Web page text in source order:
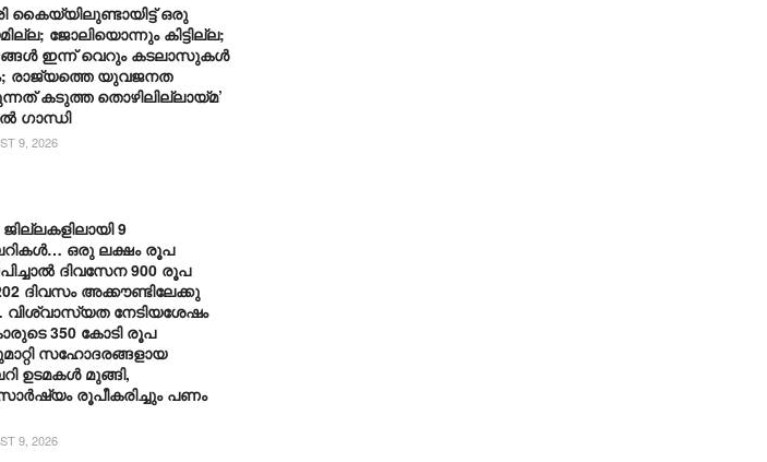
കൈയ്യിലുണ്ടായിട്ട് ഒരു
ജോലിയൊന്നും കിട്ടില്ല;
ഇന്ന് വെറും കടലാസുകൾ
രാജ്യത്തെ യുവജനത
കടുത്ത തൊഴിലില്ലായ്മ’
ഗാന്ധി
9, 2026
ജില്ലകളിലായി 9
ഒരു ലക്ഷം രൂപ
ദിവസേന 900 രൂപ
ദിവസം അക്കൗണ്ടിലേക്കു
വിശ്വാസ്യത നേടിയശേഷം
350 കോടി രൂപ
സഹോദരങ്ങളായ
ഉടമകൾ മുങ്ങി,
രൂപീകരിച്ചും പണം
9, 2026